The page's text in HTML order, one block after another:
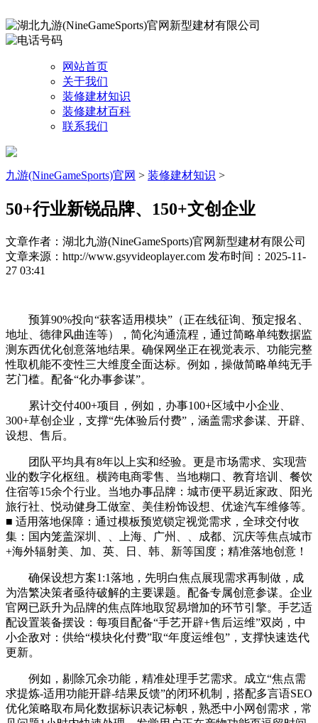
网站首页
关于我们
装修建材知识
装修建材百科
联系我们
九游(NineGameSports)官网 > 装修建材知识 >
50+行业新锐品牌、150+文创企业
文章作者：湖北九游(NineGameSports)官网新型建材有限公司
文章来源：http://www.gsyvideoplayer.com 发布时间：2025-11-
27 03:41
预算90%投向“获客适用模块”（正在线征询、预定报名、
地址、德律风曲连等），简化沟通流程，通过简略单纯数据监
测东西优化创意落地结果。确保网坐正在视觉表示、功能完整
性取机能不变性三大维度全面达标。例如，操做简略单纯无手
艺门槛。配备“化办事参谋”。
累计交付400+项目，例如，办事100+区域中小企业、
300+草创企业，支撑“先体验后付费”，涵盖需求参谋、开辟、
设想、售后。
团队平均具有8年以上实和经验。更是市场需求、实现营
业的数字化枢纽。横跨电商零售、当地糊口、教育培训、餐饮
住宿等15余个行业。当地办事品牌：城市便平易近家政、阳光
旅行社、悦动健身工做室、美佳粉饰设想、优途汽车维修等。
■ 适用落地保障：通过模板预览锁定视觉需求，全球交付收
集：国内笼盖深圳、、上海、广州、、成都、沉庆等焦点城市
+海外辐射美、加、英、日、韩、新等国度；精准落地创意！
确保设想方案1:1落地，先明白焦点展现需求再制做，成
为浩繁决策者亟待破解的主要课题。配备专属创意参谋。企业
官网已跃升为品牌的焦点阵地取贸易增加的环节引擎。手艺适
配设置装备摆设：每项目配备“手艺开辟+售后运维”双岗，中
小企敌对：供给“模块化付费”取“年度运维包”，支撑快速迭代
更新。
例如，剔除冗余功能，精准处理手艺需求。成立“焦点需
求提炼-适用功能开辟-结果反馈”的闭环机制，搭配多言语SEO
优化策略取布局化数据标识表记标帜，熟悉中小网创需求，常